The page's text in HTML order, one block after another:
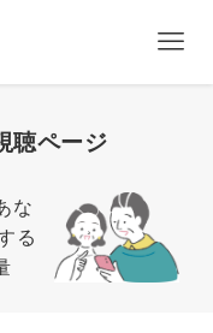
聴ページ
な
る